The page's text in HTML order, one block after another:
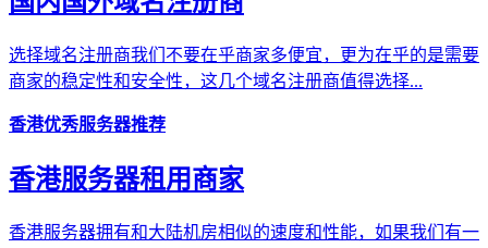
选择域名注册商我们不要在乎商家多便宜，更为在乎的是需要
商家的稳定性和安全性，这几个域名注册商值得选择...
香港优秀服务器推荐
香港服务器租用商家
香港服务器拥有和大陆机房相似的速度和性能，如果我们有一